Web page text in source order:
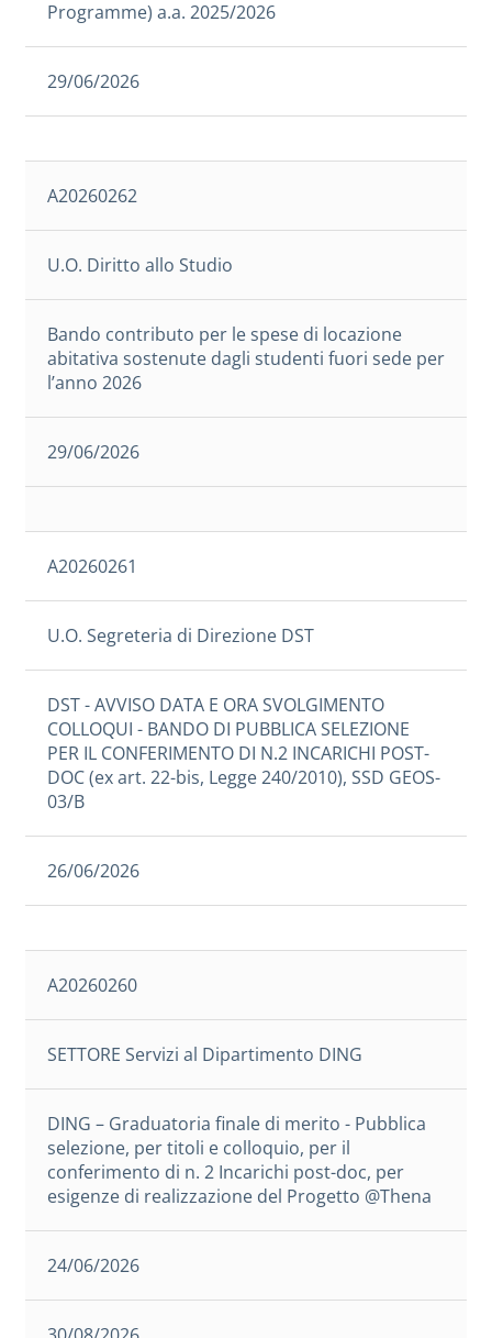
Programme) a.a. 2025/2026
29/06/2026
A20260262
U.O. Diritto allo Studio
Bando contributo per le spese di locazione
abitativa sostenute dagli studenti fuori sede per
l’anno 2026
29/06/2026
A20260261
U.O. Segreteria di Direzione DST
DST - AVVISO DATA E ORA SVOLGIMENTO
COLLOQUI - BANDO DI PUBBLICA SELEZIONE
PER IL CONFERIMENTO DI N.2 INCARICHI POST-
DOC (ex art. 22-bis, Legge 240/2010), SSD GEOS-
03/B
26/06/2026
A20260260
SETTORE Servizi al Dipartimento DING
DING – Graduatoria finale di merito - Pubblica
selezione, per titoli e colloquio, per il
conferimento di n. 2 Incarichi post-doc, per
esigenze di realizzazione del Progetto @Thena
24/06/2026